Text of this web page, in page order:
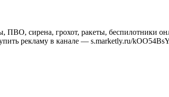
сирена, грохот, ракеты, беспилотники
рекламу в канале — s.marketly.ru/